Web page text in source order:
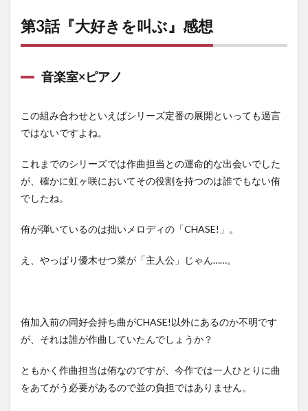
ブラ
イブ
にな
出な
くて
い」
1.4
ま
り”へ
の
DIVE!
まと
虹ヶ
咲学
園ス
ルア
ル同
第3話『大好きを叫ぶ』感想
音楽室×ピアノ
この組み合わせといえばシリーズ定番の展開といっても過言
ではないですよね。
これまでのシリーズでは作曲担当との運命的な出会いでした
が、確かに虹ヶ咲においてその役割を持つのは誰でもない侑
でしたね。
侑が弾いているのは拙いメロディの「CHASE!」。
え、やっぱり優木せつ菜が「主人公」じゃん……。
侑加入前の同好会持ち曲がCHASE!以外にあるのか不明です
が、それは誰が作曲していたんでしょうか？
ともかく作曲担当は侑なのですが、今作では一人ひとりに曲
をあてがう必要があるので並の負担ではありません。